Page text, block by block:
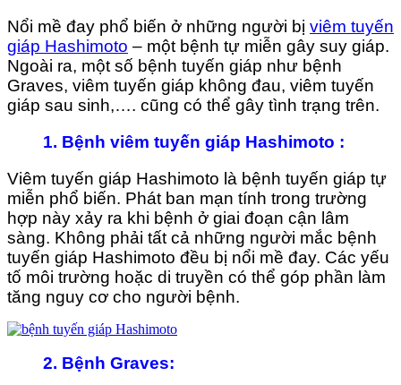
Nổi mề đay phổ biến ở những người bị viêm tuyến
giáp Hashimoto – một bệnh tự miễn gây suy giáp.
Ngoài ra, một số bệnh tuyến giáp như bệnh
Graves, viêm tuyến giáp không đau, viêm tuyến
giáp sau sinh,…. cũng có thể gây tình trạng trên.
1. Bệnh viêm tuyến giáp Hashimoto :
Viêm tuyến giáp Hashimoto là bệnh tuyến giáp tự
miễn phổ biến. Phát ban mạn tính trong trường
hợp này xảy ra khi bệnh ở giai đoạn cận lâm
sàng. Không phải tất cả những người mắc bệnh
tuyến giáp Hashimoto đều bị nổi mề đay. Các yếu
tố môi trường hoặc di truyền có thể góp phần làm
tăng nguy cơ cho người bệnh.
2. Bệnh Graves: